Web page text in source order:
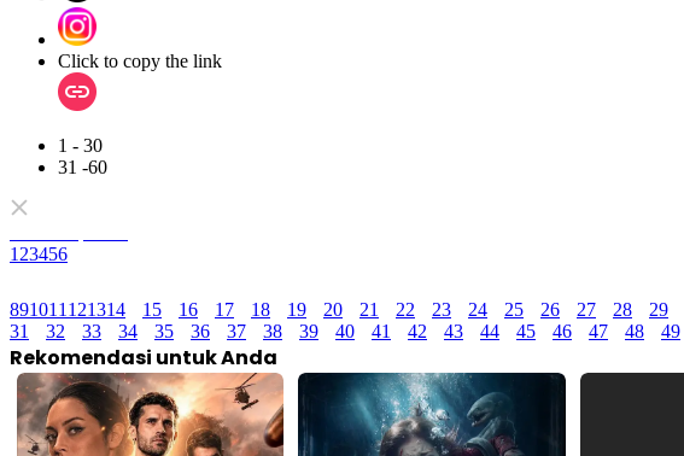
Click to copy the link
1 - 30
31 -60
1 23456
891011 121314 15 16 17 18 19 20 21 22 23 24 25 26 27 28 29
31
32 33 34 35 36 37 38 39 40 41 42 43 44 45 46 47 48 49
Rekomendasi untuk Anda